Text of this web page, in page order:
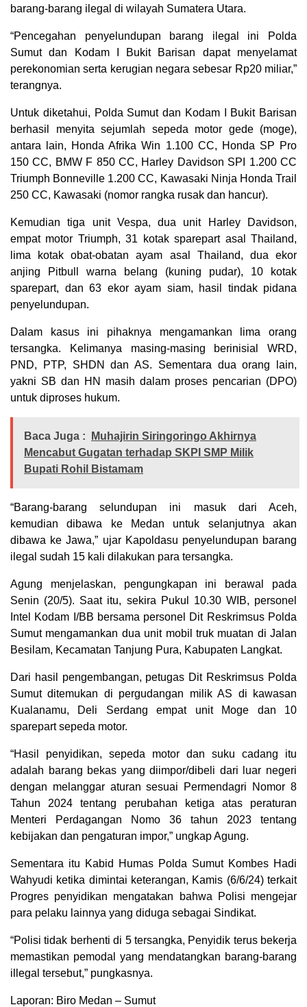
barang-barang ilegal di wilayah Sumatera Utara.
“Pencegahan penyelundupan barang ilegal ini Polda
Sumut dan Kodam I Bukit Barisan dapat menyelamat
perekonomian serta kerugian negara sebesar Rp20 miliar,”
terangnya.
Untuk diketahui, Polda Sumut dan Kodam I Bukit Barisan
berhasil menyita sejumlah sepeda motor gede (moge),
antara lain, Honda Afrika Win 1.100 CC, Honda SP Pro
150 CC, BMW F 850 CC, Harley Davidson SPI 1.200 CC
Triumph Bonneville 1.200 CC, Kawasaki Ninja Honda Trail
250 CC, Kawasaki (nomor rangka rusak dan hancur).
Kemudian tiga unit Vespa, dua unit Harley Davidson,
empat motor Triumph, 31 kotak sparepart asal Thailand,
lima kotak obat-obatan ayam asal Thailand, dua ekor
anjing Pitbull warna belang (kuning pudar), 10 kotak
sparepart, dan 63 ekor ayam siam, hasil tindak pidana
penyelundupan.
Dalam kasus ini pihaknya mengamankan lima orang
tersangka. Kelimanya masing-masing berinisial WRD,
PND, PTP, SHDN dan AS. Sementara dua orang lain,
yakni SB dan HN masih dalam proses pencarian (DPO)
untuk diproses hukum.
Baca Juga :
Muhajirin Siringoringo Akhirnya
Mencabut Gugatan terhadap SKPI SMP Milik
Bupati Rohil Bistamam
“Barang-barang selundupan ini masuk dari Aceh,
kemudian dibawa ke Medan untuk selanjutnya akan
dibawa ke Jawa,” ujar Kapoldasu penyelundupan barang
ilegal sudah 15 kali dilakukan para tersangka.
Agung menjelaskan, pengungkapan ini berawal pada
Senin (20/5). Saat itu, sekira Pukul 10.30 WIB, personel
Intel Kodam I/BB bersama personel Dit Reskrimsus Polda
Sumut mengamankan dua unit mobil truk muatan di Jalan
Besilam, Kecamatan Tanjung Pura, Kabupaten Langkat.
Dari hasil pengembangan, petugas Dit Reskrimsus Polda
Sumut ditemukan di pergudangan milik AS di kawasan
Kualanamu, Deli Serdang empat unit Moge dan 10
sparepart sepeda motor.
“Hasil penyidikan, sepeda motor dan suku cadang itu
adalah barang bekas yang diimpor/dibeli dari luar negeri
dengan melanggar aturan sesuai Permendagri Nomor 8
Tahun 2024 tentang perubahan ketiga atas peraturan
Menteri Perdagangan Nomo 36 tahun 2023 tentang
kebijakan dan pengaturan impor,” ungkap Agung.
Sementara itu Kabid Humas Polda Sumut Kombes Hadi
Wahyudi ketika dimintai keterangan, Kamis (6/6/24) terkait
Progres penyidikan mengatakan bahwa Polisi mengejar
para pelaku lainnya yang diduga sebagai Sindikat.
“Polisi tidak berhenti di 5 tersangka, Penyidik terus bekerja
memastikan pemodal yang mendatangkan barang-barang
illegal tersebut,” pungkasnya.
Laporan: Biro Medan – Sumut